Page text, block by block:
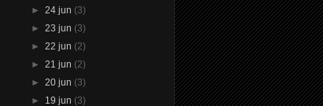
► 24 jun (3)
► 23 jun (3)
► 22 jun (2)
► 21 jun (2)
► 20 jun (3)
► 19 jun (3)